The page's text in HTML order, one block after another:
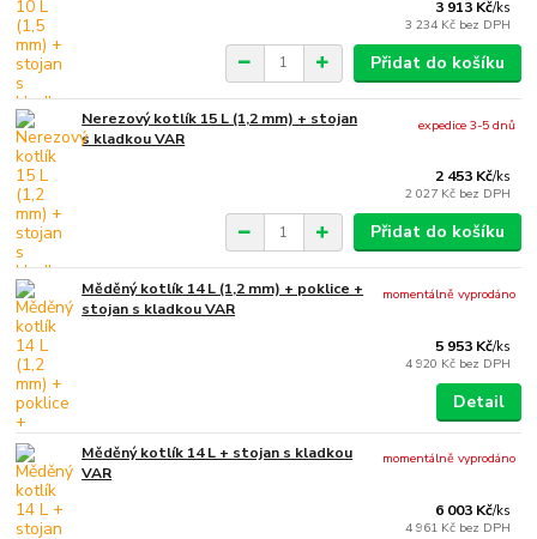
3 913 Kč/ks
3 234 Kč bez DPH
Přidat do košíku
Nerezový kotlík 15 L (1,2 mm) + stojan
s kladkou VAR
2 453 Kč/ks
2 027 Kč bez DPH
expedice 3-5 dnů
Přidat do košíku
Měděný kotlík 14 L (1,2 mm) + poklice +
stojan s kladkou VAR
5 953 Kč/ks
4 920 Kč bez DPH
momentálně vyprodáno
Detail
Měděný kotlík 14 L + stojan s kladkou
VAR
6 003 Kč/ks
4 961 Kč bez DPH
momentálně vyprodáno